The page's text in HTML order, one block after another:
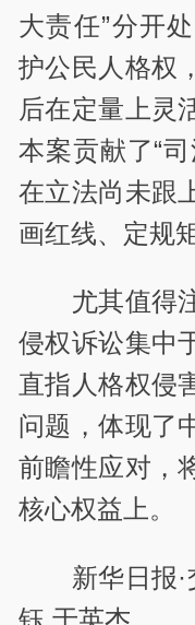
大责任”分开
护公民人格权
后在定量上灵
本案贡献了“
在立法尚未跟
画红线、定规矩
尤其值得
侵权诉讼集中
直指人格权侵
问题，体现了
前瞻性应对，
核心权益上。
新华日报
钰 于英杰